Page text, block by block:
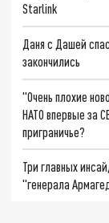
Starlink
Даня с Дашей
закончились
"Очень плохие
НАТО впервые за
приграничье?
Три главных
"генерала